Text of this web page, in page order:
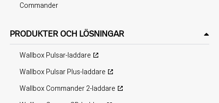
Commander
PRODUKTER OCH LÖSNINGAR
Wallbox Pulsar-laddare
Wallbox Pulsar Plus-laddare
Wallbox Commander 2-laddare